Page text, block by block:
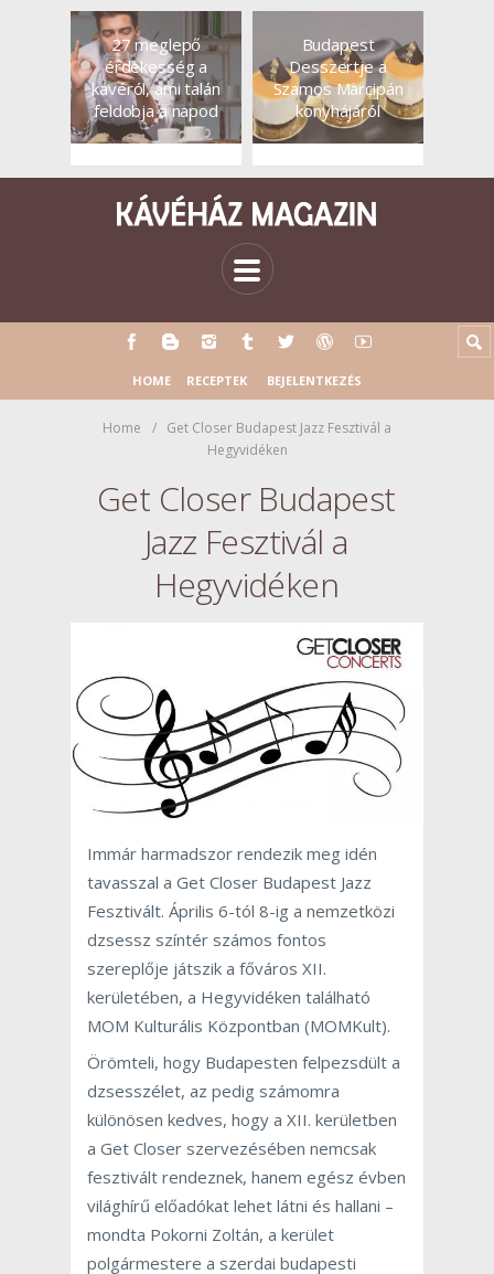
27 meglepő
érdekesség a
kávéról, ami talán
feldobja a napod
Budapest
Desszertje a
Szamos Marcipán
konyhájáról
HOME RECEPTEK BEJELENTKEZÉS
Home
Get Closer Budapest Jazz Fesztivál a
Hegyvidéken
Get Closer Budapest
Jazz Fesztivál a
Hegyvidéken
Immár harmadszor rendezik meg idén
tavasszal a Get Closer Budapest Jazz
Fesztivált. Április 6-tól 8-ig a nemzetközi
dzsessz színtér számos fontos
szereplője játszik a főváros XII.
kerületében, a Hegyvidéken található
MOM Kulturális Központban (MOMKult).
Örömteli, hogy Budapesten felpezsdült a
dzsesszélet, az pedig számomra
különösen kedves, hogy a XII. kerületben
a Get Closer szervezésében nemcsak
fesztivált rendeznek, hanem egész évben
világhírű előadókat lehet látni és hallani –
mondta Pokorni Zoltán, a kerület
polgármestere a szerdai budapesti